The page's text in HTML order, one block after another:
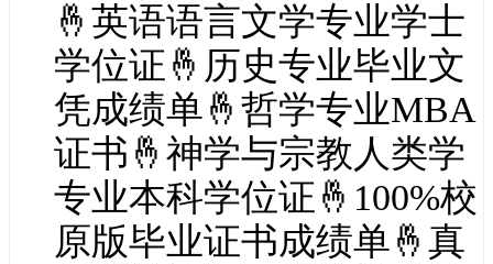
🤞英语语言文学专业学士
学位证🤞历史专业毕业文
凭成绩单🤞哲学专业MBA
证书🤞神学与宗教人类学
专业本科学位证🤞100%校
原版毕业证书成绩单🤞真